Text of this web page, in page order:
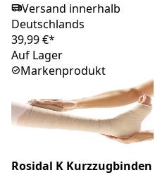
Versand innerhalb
Deutschlands
39,99 €*
Auf Lager
Markenprodukt
Rosidal K Kurzzugbinden